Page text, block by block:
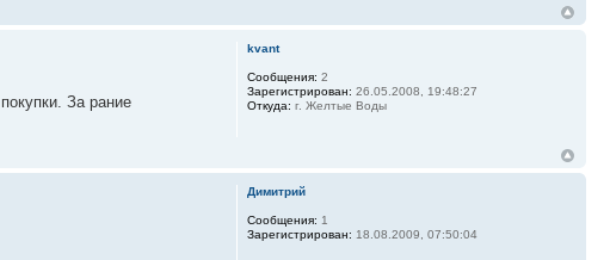
За рание
kvant
Сообщения: 2
Зарегистрирован: 26.05.2008, 19:48:27
Откуда: г. Желтые Воды
Димитрий
Сообщения: 1
Зарегистрирован: 18.08.2009, 07:50:04